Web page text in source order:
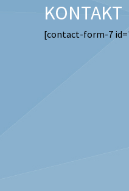
KONTAKT
[contact-form-7